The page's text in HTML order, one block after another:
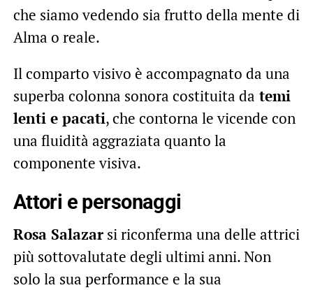
che siamo vedendo sia frutto della mente di
Alma o reale.
Il comparto visivo è accompagnato da una
superba colonna sonora costituita da temi
lenti e pacati, che contorna le vicende con
una fluidità aggraziata quanto la
componente visiva.
Attori e personaggi
Rosa Salazarsi riconferma una delle attrici
più sottovalutate degli ultimi anni. Non
solo la sua performance e la sua